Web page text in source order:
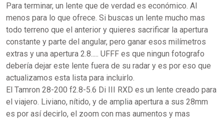
Para terminar, un lente que de verdad es económico. Al
menos para lo que ofrece. Si buscas un lente mucho mas
todo terreno que el anterior y quieres sacrificar la apertura
constante y parte del angular, pero ganar esos milímetros
extras y una apertura 2.8..... UFFF es que ningun fotografo
debería dejar este lente fuera de su radar y es por eso que
actualizamos esta lista para incluirlo.
El Tamron 28-200 f2.8-5.6 Di III RXD es un lente creado para
el viajero. Liviano, nítido, y de amplia apertura a sus 28mm
es por así decirlo, el zoom con mas aumentos y mas